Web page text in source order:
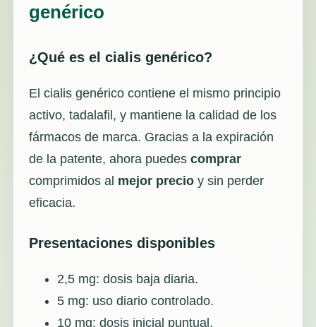
genérico
¿Qué es el cialis genérico?
El cialis genérico contiene el mismo principio
activo, tadalafil, y mantiene la calidad de los
fármacos de marca. Gracias a la expiración
de la patente, ahora puedes comprar
comprimidos al mejor precioy sin perder
eficacia.
Presentaciones disponibles
2,5 mg: dosis baja diaria.
5 mg: uso diario controlado.
10 mg: dosis inicial puntual.